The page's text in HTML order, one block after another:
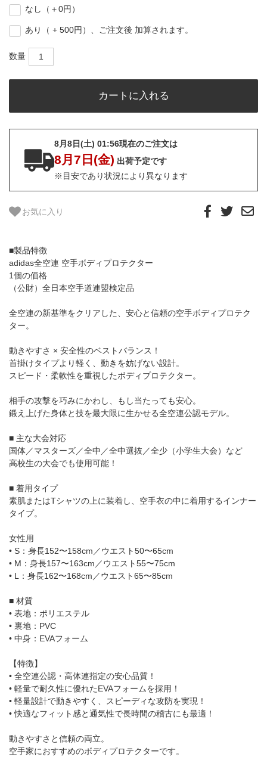
なし（＋0円）
あり（ + 500円）、ご注文後 加算されます。
数量
8月8日(土) 01:56現在のご注文は
8月7日(金) 出荷予定です
※目安であり状況により異なります
お気に入り
■製品特徴
adidas全空連 空手ボディプロテクター
1個の価格
（公財）全日本空手道連盟検定品
全空連の新基準をクリアした、安心と信頼の空手ボディプロテク
ター。
動きやすさ × 安全性のベストバランス！
首掛けタイプより軽く、動きを妨げない設計。
スピード・柔軟性を重視したボディプロテクター。
相手の攻撃を巧みにかわし、もし当たっても安心。
鍛え上げた身体と技を最大限に生かせる全空連公認モデル。
■ 主な大会対応
国体／マスターズ／全中／全中選抜／全少（小学生大会）など
高校生の大会でも使用可能！
■ 着用タイプ
素肌またはTシャツの上に装着し、空手衣の中に着用するインナー
タイプ。
女性用
• S：身長152〜158cm／ウエスト50〜65cm
• M：身長157〜163cm／ウエスト55〜75cm
• L：身長162〜168cm／ウエスト65〜85cm
■ 材質
• 表地：ポリエステル
• 裏地：PVC
• 中身：EVAフォーム
【特徴】
• 全空連公認・高体連指定の安心品質！
• 軽量で耐久性に優れたEVAフォームを採用！
• 軽量設計で動きやすく、スピーディな攻防を実現！
• 快適なフィット感と通気性で長時間の稽古にも最適！
動きやすさと信頼の両立。
空手家におすすめのボディプロテクターです。